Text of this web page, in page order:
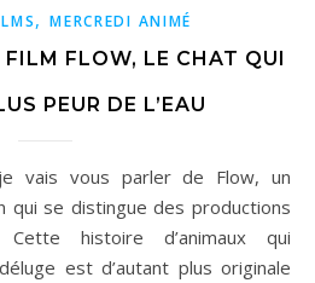
,MERCREDI ANIMÉ
FLOW, LE CHAT QUI
PEUR DE L’EAU
qui se distingue des productions
histoire d’animaux qui
est d’autant plus originale